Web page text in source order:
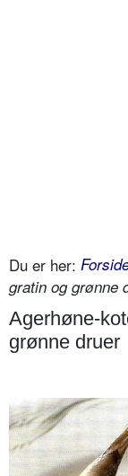
Du er her:
gratin og grønne
Agerhøne-
grønne druer